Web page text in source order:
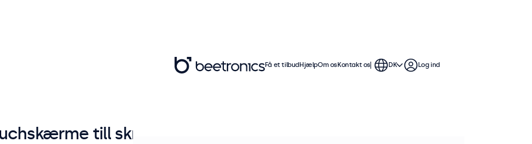
till skrivebord fra 7 til 32 tommer
Få et tilbudHjælpOm osKontakt os DK Log ind